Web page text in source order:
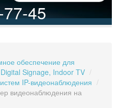
45
обеспечение для
Signage, Indoor TV /
IP-видеонаблюдения /
видеонаблюдения на